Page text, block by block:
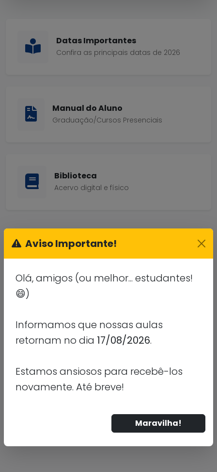
Datas Importantes
Confira as principais datas de 2026
Manual do Aluno
Graduação/Cursos Presenciais
Biblioteca
Acervo digital e físico
Precisa de ajuda? Entre em contato com o suporte
acadêmico: dti@unifieo.br
Aviso Importante!
Olá, amigos (ou melhor... estudantes!
😄)
Informamos que nossas aulas
retornam no dia 17/08/2026.
Estamos ansiosos para recebê-los
novamente. Até breve!
Maravilha!